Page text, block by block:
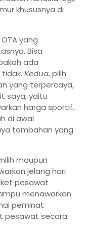
khususnya di
yang
Bisa
ada
Kedua, pilih
yang terpercaya,
saya, yaitu
harga sportif.
di awal
tambahan yang
maupun
jelang hari
pesawat
menawarkan
peminat
pesawat secara